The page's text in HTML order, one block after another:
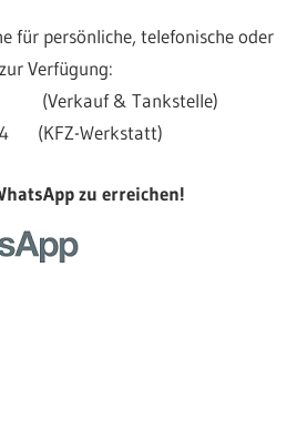
Bohmte
KFZ
Autohaus
für persönliche, telefonische oder
Verfügung:
& Tankstelle)
(KFZ-Werkstatt)
zu erreichen!